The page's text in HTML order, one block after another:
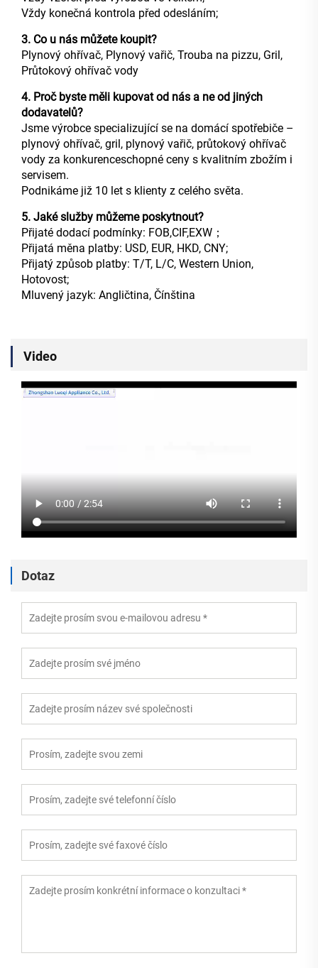
Vždy konečná kontrola před odesláním;
3. Co u nás můžete koupit?
Plynový ohřívač, Plynový vařič, Trouba na pizzu, Gril,
Průtokový ohřívač vody
4. Proč byste měli kupovat od nás a ne od jiných
dodavatelů?
Jsme výrobce specializující se na domácí spotřebiče –
plynový ohřívač, gril, plynový vařič, průtokový ohřívač
vody za konkurenceschopné ceny s kvalitním zbožím i
servisem.
Podnikáme již 10 let s klienty z celého světa.
5. Jaké služby můžeme poskytnout?
Přijaté dodací podmínky: FOB,CIF,EXW；
Přijatá měna platby: USD, EUR, HKD, CNY;
Přijatý způsob platby: T/T, L/C, Western Union,
Hotovost;
Mluvený jazyk: Angličtina, Čínština
Video
Dotaz